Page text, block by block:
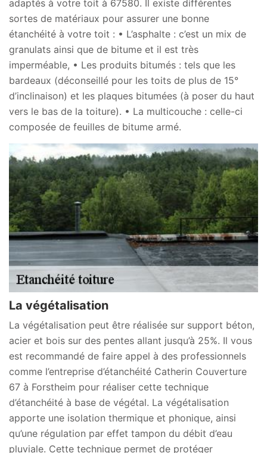
adaptés à votre toit à 67580. Il existe différentes
sortes de matériaux pour assurer une bonne
étanchéité à votre toit : • L’asphalte : c’est un mix de
granulats ainsi que de bitume et il est très
imperméable, • Les produits bitumés : tels que les
bardeaux (déconseillé pour les toits de plus de 15°
d’inclinaison) et les plaques bitumées (à poser du haut
vers le bas de la toiture). • La multicouche : celle-ci
composée de feuilles de bitume armé.
La végétalisation
La végétalisation peut être réalisée sur support béton,
acier et bois sur des pentes allant jusqu’à 25%. Il vous
est recommandé de faire appel à des professionnels
comme l’entreprise d’étanchéité Catherin Couverture
67 à Forstheim pour réaliser cette technique
d’étanchéité à base de végétal. La végétalisation
apporte une isolation thermique et phonique, ainsi
qu’une régulation par effet tampon du débit d’eau
pluviale. Cette technique permet de protéger